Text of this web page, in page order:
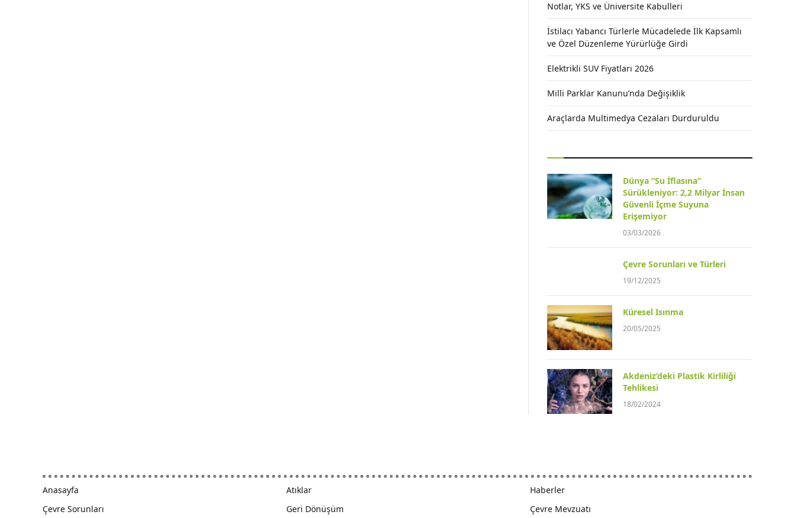
Notlar, YKS ve Üniversite Kabulleri
İstilacı Yabancı Türlerle Mücadelede İlk Kapsamlı
ve Özel Düzenleme Yürürlüğe Girdi
Elektrikli SUV Fiyatları 2026
Milli Parklar Kanunu’nda Değişiklik
Araçlarda Multimedya Cezaları Durduruldu
Dünya “Su İflasına”
Sürükleniyor: 2,2 Milyar İnsan
Güvenli İçme Suyuna
Erişemiyor
03/03/2026
Çevre Sorunları ve Türleri
19/12/2025
Küresel Isınma
20/05/2025
Akdeniz’deki Plastik Kirliliği
Tehlikesi
18/02/2024
Anasayfa
Çevre Sorunları
Atıklar
Geri Dönüşüm
Haberler
Çevre Mevzuatı